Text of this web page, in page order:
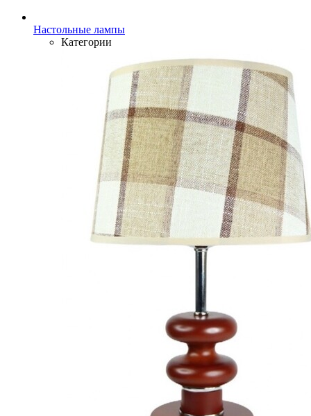
Настольные лампы
Категории